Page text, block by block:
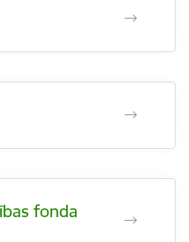
fonda